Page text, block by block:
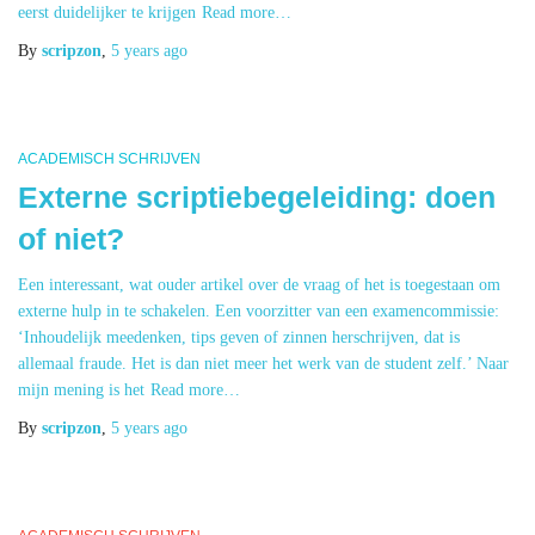
eerst duidelijker te krijgen Read more…
By scripzon, 5 years ago
ACADEMISCH SCHRIJVEN
Externe scriptiebegeleiding: doen
of niet?
Een interessant, wat ouder artikel over de vraag of het is toegestaan om
externe hulp in te schakelen. Een voorzitter van een examencommissie:
‘Inhoudelijk meedenken, tips geven of zinnen herschrijven, dat is
allemaal fraude. Het is dan niet meer het werk van de student zelf.’ Naar
mijn mening is het Read more…
By scripzon, 5 years ago